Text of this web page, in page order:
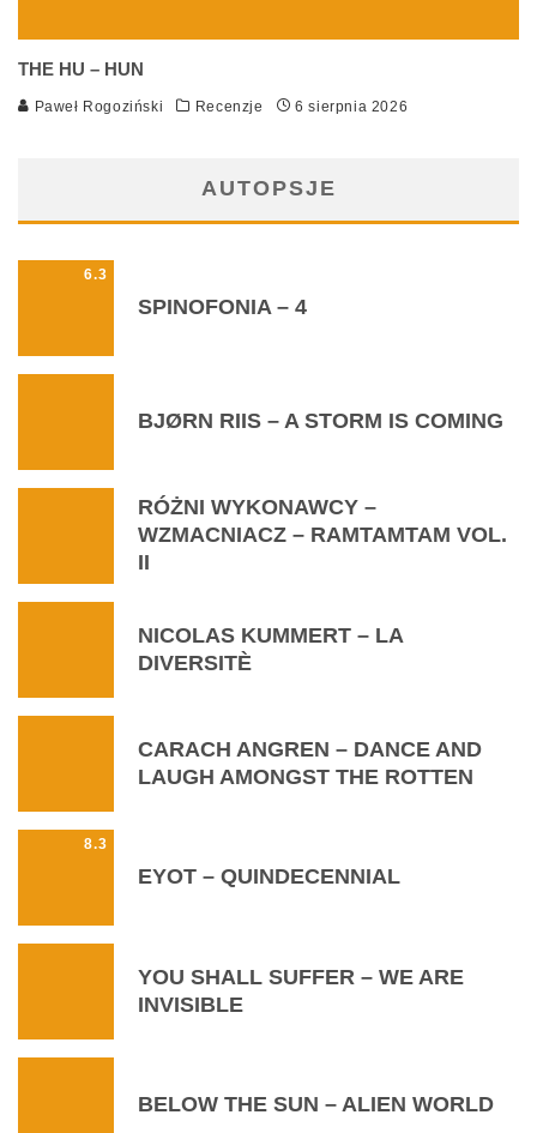
THE HU – HUN
Paweł Rogoziński Recenzje 6 sierpnia 2026
AUTOPSJE
6.3
SPINOFONIA – 4
BJØRN RIIS – A STORM IS COMING
RÓŻNI WYKONAWCY –
WZMACNIACZ – RAMTAMTAM VOL.
II
NICOLAS KUMMERT – LA
DIVERSITÈ
CARACH ANGREN – DANCE AND
LAUGH AMONGST THE ROTTEN
8.3
EYOT – QUINDECENNIAL
YOU SHALL SUFFER – WE ARE
INVISIBLE
BELOW THE SUN – ALIEN WORLD